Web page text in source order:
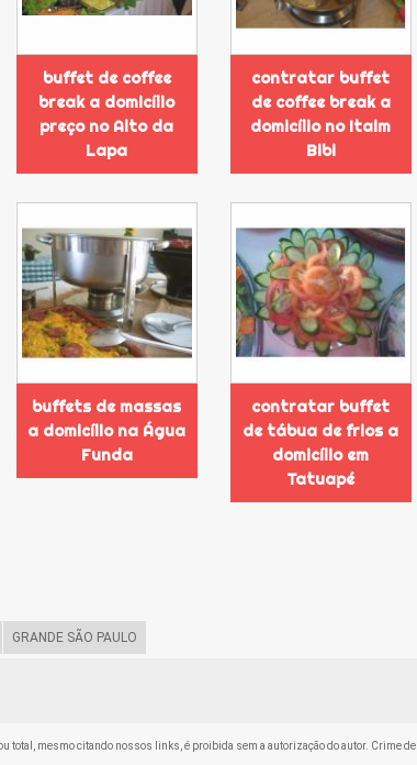
buffet de coffee
break a domicílio
preço no Alto da
Lapa
contratar buffet
de coffee break a
domicílio no Itaim
Bibi
buffets de massas
a domicílio na Água
Funda
contratar buffet
de tábua de frios a
domicílio em
Tatuapé
GRANDE SÃO PAULO
total, mesmo citando nossos links, é proibida sem a autorização do autor. Crime de